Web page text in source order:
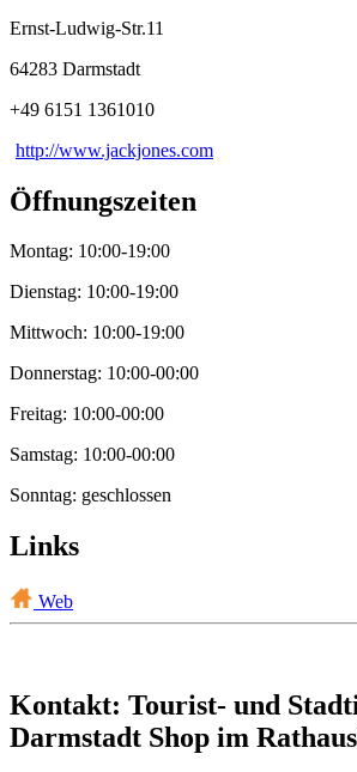
Ernst-Ludwig-Str.11
64283 Darmstadt
+49 6151 1361010
http://www.jackjones.com
Öffnungszeiten
Montag: 10:00-19:00
Dienstag: 10:00-19:00
Mittwoch: 10:00-19:00
Donnerstag: 10:00-00:00
Freitag: 10:00-00:00
Samstag: 10:00-00:00
Sonntag: geschlossen
Links
Web
Kontakt: Tourist- und
Darmstadt Shop im